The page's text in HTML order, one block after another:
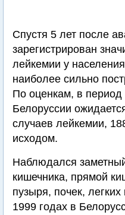
Спустя 5 лет после
зарегистрирован
лейкемии у
наиболее сильно
По оценкам, в период
Белоруссии
случаев лейкемии,
исходом.
Наблюдался
кишечника, прямой
пузыря, почек,
1999 годах в